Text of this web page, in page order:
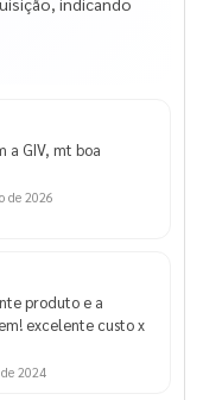
a GIV, mt boa
de 2026
produto e a
excelente custo x
2024